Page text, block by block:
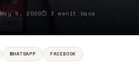
May 9, 2020⏱ 3 menit baca
WHATSAPP
FACEBOOK